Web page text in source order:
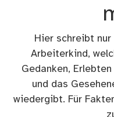
Hier schreibt
Arbeiterkind,
Gedanken,
und das
wiedergibt. Für